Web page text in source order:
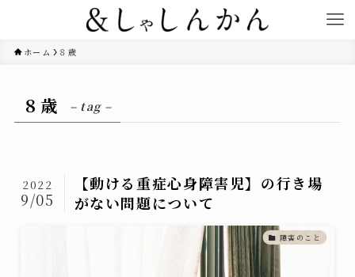
ホーム ８歳
８歳 – tag –
【動ける重症心身障害児】の行き場
がない問題について
2022
9/05
障害のこと